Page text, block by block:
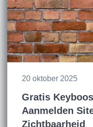
20 oktober 2025
Gratis
Aanmelden
Zichtbaarheid